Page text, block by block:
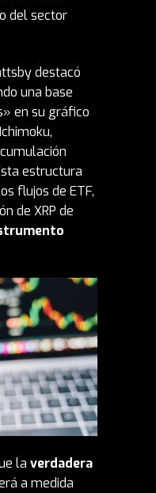
del sector
destacó
una base
en su gráfico
estructura
flujos de ETF,
de XRP de
la verdadera
a medida